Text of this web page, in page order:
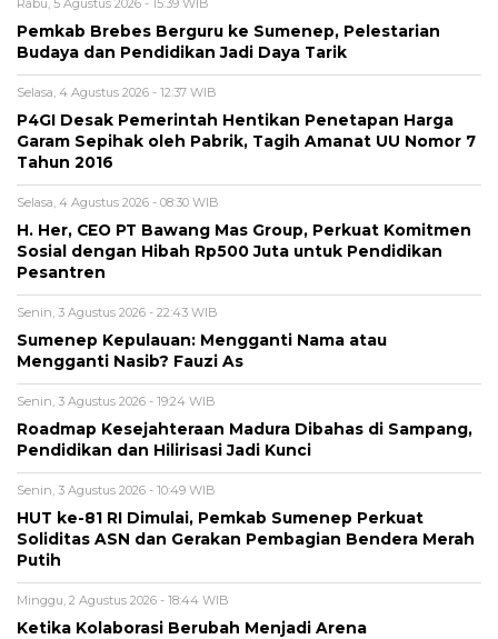
Rabu, 5 Agustus 2026 - 15:39 WIB
Pemkab Brebes Berguru ke Sumenep, Pelestarian
Budaya dan Pendidikan Jadi Daya Tarik
Selasa, 4 Agustus 2026 - 12:37 WIB
P4GI Desak Pemerintah Hentikan Penetapan Harga
Garam Sepihak oleh Pabrik, Tagih Amanat UU Nomor 7
Tahun 2016
Selasa, 4 Agustus 2026 - 08:30 WIB
H. Her, CEO PT Bawang Mas Group, Perkuat Komitmen
Sosial dengan Hibah Rp500 Juta untuk Pendidikan
Pesantren
Senin, 3 Agustus 2026 - 22:43 WIB
Sumenep Kepulauan: Mengganti Nama atau
Mengganti Nasib? Fauzi As
Senin, 3 Agustus 2026 - 19:24 WIB
Roadmap Kesejahteraan Madura Dibahas di Sampang,
Pendidikan dan Hilirisasi Jadi Kunci
Senin, 3 Agustus 2026 - 10:49 WIB
HUT ke-81 RI Dimulai, Pemkab Sumenep Perkuat
Soliditas ASN dan Gerakan Pembagian Bendera Merah
Putih
Minggu, 2 Agustus 2026 - 18:44 WIB
Ketika Kolaborasi Berubah Menjadi Arena